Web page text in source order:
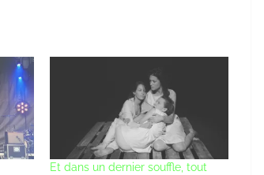
Et dans un dernier souffle, tout